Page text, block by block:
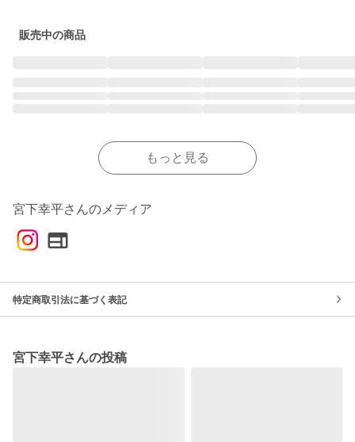
販売中の商品
もっと見る
宮下幸平さんのメディア
特定商取引法に基づく表記
宮下幸平さんの投稿